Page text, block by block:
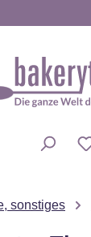
sonstiges